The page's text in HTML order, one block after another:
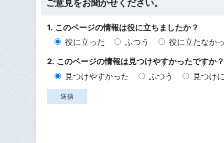
ご意見をお聞かせください。
1. このページの情報は役に立ちましたか？
役に立った
ふつう
役に立たなか
2. このページの情報は見つけやすかったですか？
見つけやすかった
ふつう 見つけ